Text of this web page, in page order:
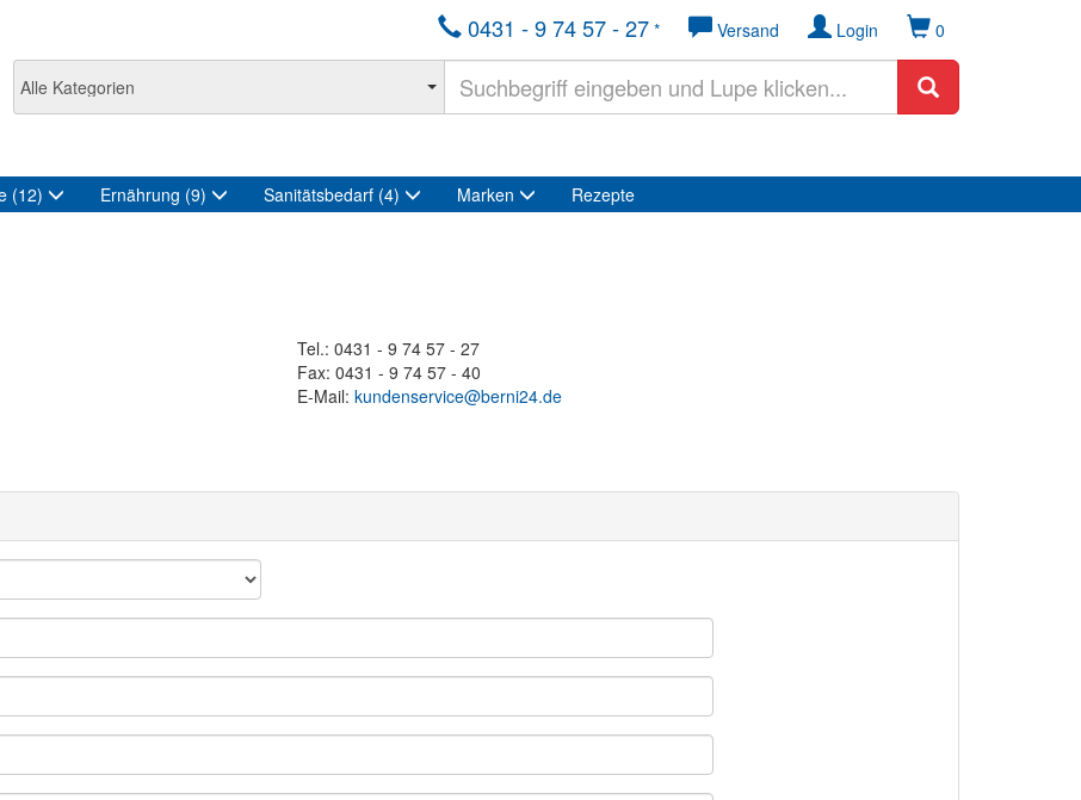
0
Login
Versand
0431 - 9 74 57 - 27 *
(12) Ernährung (9) Sanitätsbedarf (4) Marken Rezepte
Tel.: 0431 - 9 74 57 - 27
Fax: 0431 - 9 74 57 - 40
E-Mail: kundenservice@berni24.de